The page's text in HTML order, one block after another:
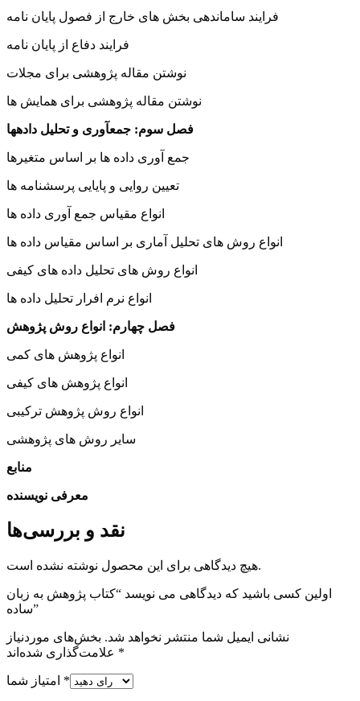
فرایند سامان­دهی بخش­ های خارج از فصول پایان ­نامه
فرایند دفاع از پایان­ نامه
نوشتن مقاله پژوهشی برای مجلات
نوشتن مقاله پژوهشی برای همایش­ ها
جمع ­آوری داده­ ها بر اساس متغیرها
تعیین روایی و پایایی پرسشنامه­ ها
انواع مقیاس جمع ­آوری داده­ ها
انواع روش ­های تحلیل آماری بر اساس مقیاس داده­ ها
انواع روش ­های تحلیل داده­ های کیفی
انواع نرم ­افرار تحلیل داده­ ها
فصل چهارم: انواع روش پژوهش
انواع پژوهش­ های کمی
انواع پژوهش­ های کیفی
انواع روش پژوهش ترکیبی
سایر روش­ های پژوهشی
منابع
معرفی نویسنده
نقد و بررسی‌ها
هیچ دیدگاهی برای این محصول نوشته نشده است.
اولین کسی باشید که دیدگاهی می نویسد “کتاب پژوهش به زبان
ساده”
نشانی ایمیل شما منتشر نخواهد شد. بخش‌های موردنیاز
*
*